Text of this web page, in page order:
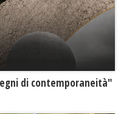
di contemporaneità"